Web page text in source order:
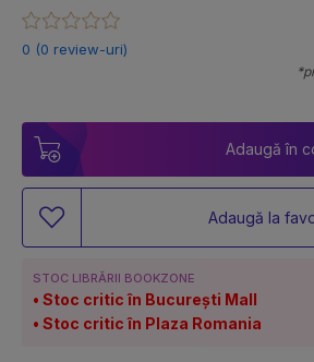
0 (0 review-uri)
Adaugă în
Adaugă la
STOC LIBRĂRII BOOKZONE
Stoc critic în București Mall
Stoc critic în Plaza Romania